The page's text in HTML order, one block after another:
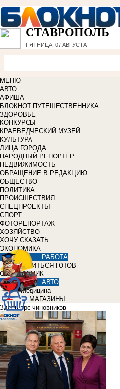
СТАВРОПОЛЬ
ПЯТНИЦА, 07 АВГУСТА
МЕНЮ
АВТО
АФИША
БЛОКНОТ ПУТЕШЕСТВЕННИКА
ЗДОРОВЬЕ
КОНКУРСЫ
КРАЕВЕДЧЕСКИЙ МУЗЕЙ
КУЛЬТУРА
ЛИЦА ГОРОДА
НАРОДНЫЙ РЕПОРТЁР
НЕДВИЖИМОСТЬ
ОБРАЩЕНИЕ В РЕДАКЦИЮ
ОБЩЕСТВО
ПОЛИТИКА
ПРОИСШЕСТВИЯ
СПЕЦПРОЕКТЫ
СПОРТ
ФОТОРЕПОРТАЖ
ХОЗЯЙСТВО
ХОЧУ СКАЗАТЬ
ЭКОНОМИКА
РАБОТА
УЧИТЬСЯ ГОТОВ
СПРАВОЧНИК
АВТО
Медицина
МАГАЗИНЫ
Здесь про чиновников